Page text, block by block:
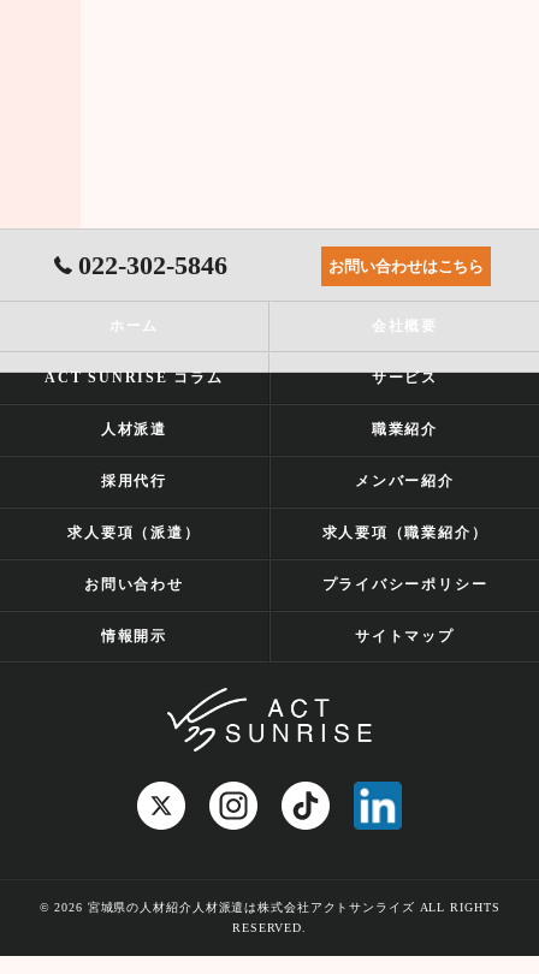
022-302-5846 お問い合わせはこちら
ホーム 会社概要
ACT SUNRISE コラム サービス
人材派遣 職業紹介
採用代行 メンバー紹介
求人要項（派遣） 求人要項（職業紹介）
お問い合わせ プライバシーポリシー
情報開示 サイトマップ
© 2026 宮城県の人材紹介人材派遣は株式会社アクトサンライズ ALL RIGHTS
RESERVED.